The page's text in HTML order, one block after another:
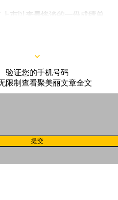
上市以来最惨淡的一份成绩单
验证您的手机号码
限制查看聚美丽文章全文
提交